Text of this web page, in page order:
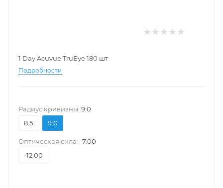
1 Day Acuvue TruEye 180 шт
Подробности
Pадиус кривизны: 9.0
8.5
9.0
Оптическая сила: -7.00
-12.00